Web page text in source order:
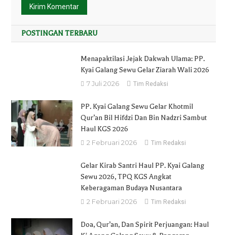
POSTINGAN TERBARU
Menapaktilasi Jejak Dakwah Ulama: PP.
Kyai Galang Sewu Gelar Ziarah Wali 2026
7 Juli 2026 Tim Redaksi
PP. Kyai Galang Sewu Gelar Khotmil
Qur’an Bil Hifdzi Dan Bin Nadzri Sambut
Haul KGS 2026
2 Februari 2026 Tim Redaksi
Gelar Kirab Santri Haul PP. Kyai Galang
Sewu 2026, TPQ KGS Angkat
Keberagaman Budaya Nusantara
2 Februari 2026 Tim Redaksi
Doa, Qur’an, Dan Spirit Perjuangan: Haul